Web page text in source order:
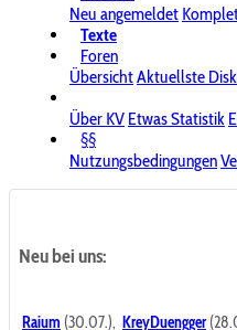
Neu angemeldet
Texte
Foren
ÜbersichtAktuellste
Über KV Etwas Statistik
§§
Nutzungsbedingungen
Neu bei uns:
Raium (30.07.), KreyDuengger